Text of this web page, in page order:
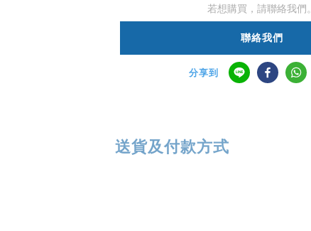
若想購買，請聯絡我們。
聯絡我們
分享到
送貨及付款方式